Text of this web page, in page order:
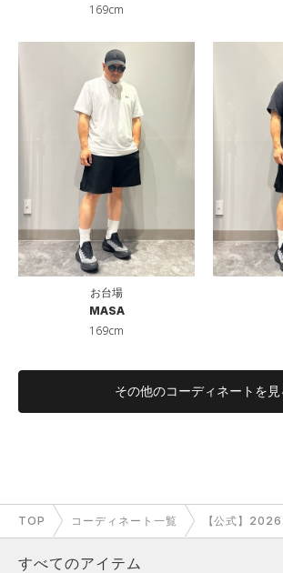
169cm
お台場
MASA
169cm
その他のコーディネートを見
TOP コーディネート一覧 【公式】
すべてのアイテム